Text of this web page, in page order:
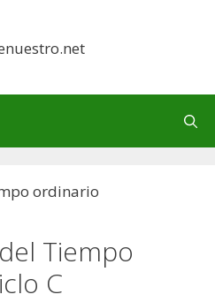
Tiempo
C